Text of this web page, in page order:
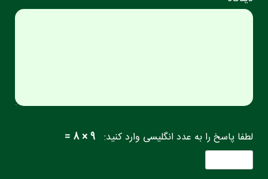
لطفا پاسخ را به عدد انگلیسی وارد کنید: 9 × 8 =